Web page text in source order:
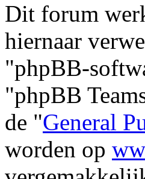
Dit forum
hiernaar
"phpBB-
"phpBB
de "General
worden op